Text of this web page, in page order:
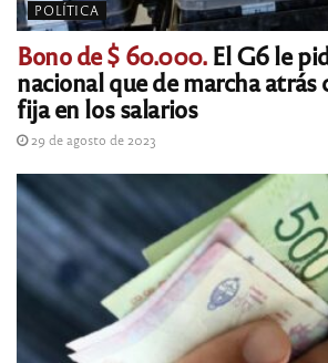
POLÍTICA
Bono de $ 60.000.El G6 le
nacional que de marcha atrás
fija en los salarios
29 de agosto de 2023